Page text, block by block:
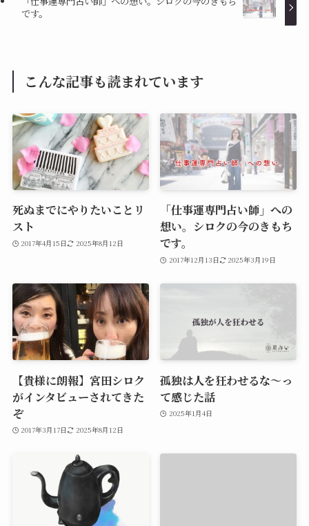
です。
こんな記事も読まれています
死ぬまでにやりたいことリ
スト
2017年4月15日 2025年8月12日
「仕事運専門占い師」への
想い。シロクの今のきもち
です。
2017年12月13日 2025年3月19日
【貴様に朗報】宮田シロク
がインタビューされてきた
ぞ
2017年3月17日 2025年8月12日
孤独は人を狂わせるな〜っ
て感じた話
2025年1月4日